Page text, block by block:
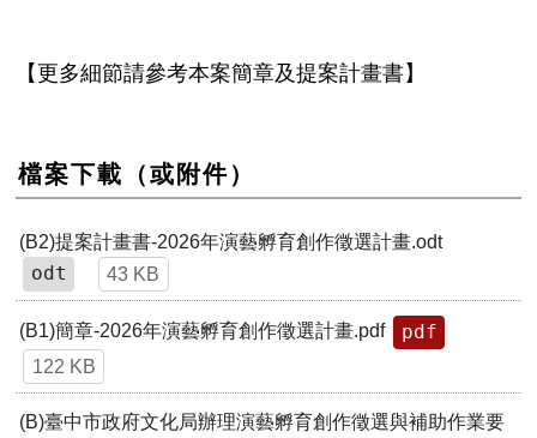
【更多細節請參考本案簡章及提案計畫書】
檔案下載（或附件）
(B2)提案計畫書-2026年演藝孵育創作徵選計畫.odt
odt 43 KB
(B1)簡章-2026年演藝孵育創作徵選計畫.pdf pdf
122 KB
(B)臺中市政府文化局辦理演藝孵育創作徵選與補助作業要